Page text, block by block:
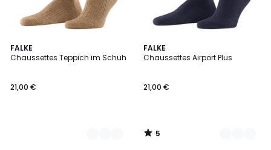
FALKE
Chaussettes Teppich im Schuh
21,00 €
7
Couleurs
FALKE
Chaussettes Airport Plus
21,00 €
5
/
8
Couleurs
5
/